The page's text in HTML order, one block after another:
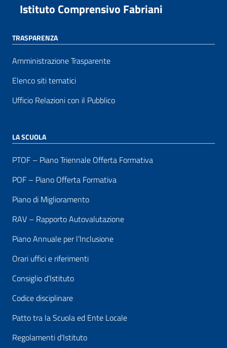
Istituto Comprensivo Fabriani
TRASPARENZA
Amministrazione Trasparente
Elenco siti tematici
Ufficio Relazioni con il Pubblico
LA SCUOLA
PTOF – Piano Triennale Offerta Formativa
POF – Piano Offerta Formativa
Piano di Miglioramento
RAV – Rapporto Autovalutazione
Piano Annuale per l’Inclusione
Orari uffici e riferimenti
Consiglio d’Istituto
Codice disciplinare
Patto tra la Scuola ed Ente Locale
Regolamenti d’Istituto